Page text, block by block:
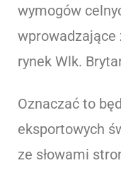
wymogów
wprowadzające
rynek Wlk.
Oznaczać to
eksportowych
ze słowami